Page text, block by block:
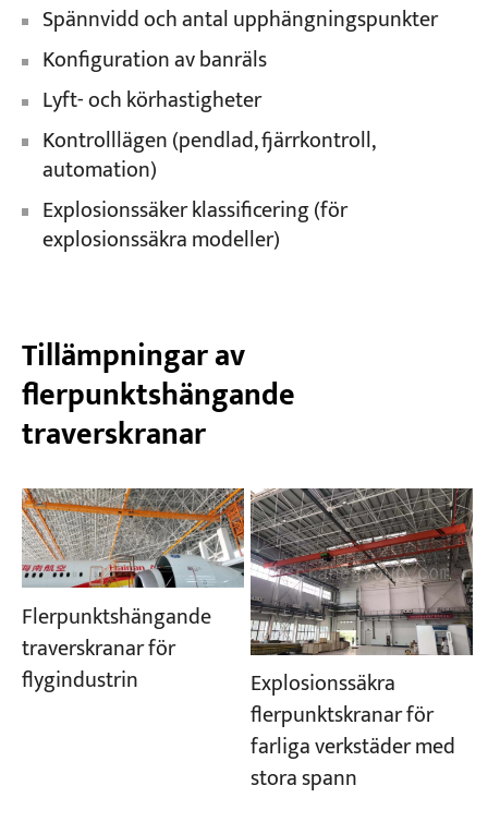
Spännvidd och antal upphängningspunkter
Konfiguration av banräls
Lyft- och körhastigheter
Kontrolllägen (pendlad, fjärrkontroll,
automation)
Explosionssäker klassificering (för
explosionssäkra modeller)
Tillämpningar av
flerpunktshängande
traverskranar
Flerpunktshängande
traverskranar för
flygindustrin
Explosionssäkra
flerpunktskranar för
farliga verkstäder med
stora spann